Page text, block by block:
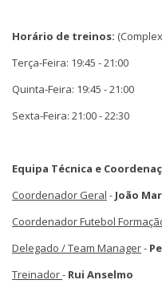
Horário de treinos:
Terça-Feira: 19:45 - 21:00
Quinta-Feira: 19:45 - 21:00
Sexta-Feira: 21:00 - 22:30
Equipa Técnica e
Coordenador Geral - João
Coordenador Futebol
Delegado / Team Manager-
Treinador- Rui Anselmo